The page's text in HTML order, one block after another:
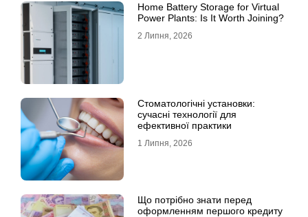
Home Battery Storage for Virtual
Power Plants: Is It Worth Joining?
2 Липня, 2026
Стоматологічні установки:
сучасні технології для
ефективної практики
1 Липня, 2026
Що потрібно знати перед
оформленням першого кредиту